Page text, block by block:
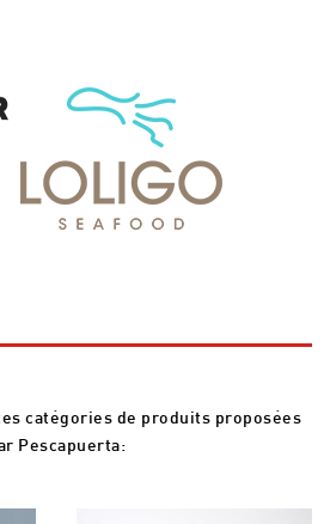
catégories de produits proposées
Pescapuerta: